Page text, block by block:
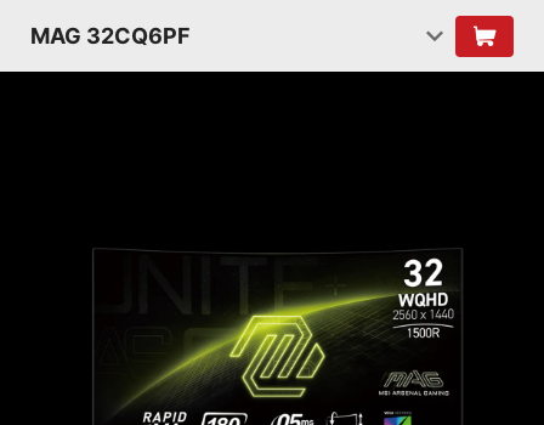
MAG 32CQ6PF